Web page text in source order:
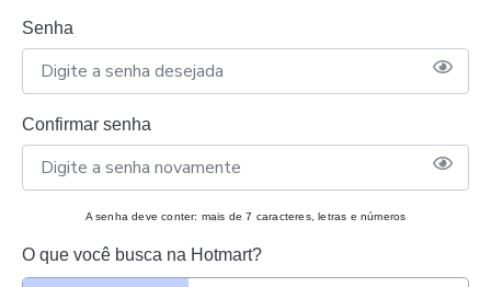
Senha
Confirmar senha
A senha deve conter: mais de 7 caracteres, letras e números
O que você busca na Hotmart?